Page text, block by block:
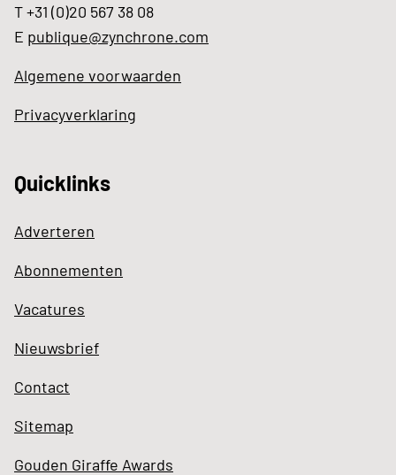
T +31 (0)20 567 38 08
E publique@zynchrone.com
Algemene voorwaarden
Privacyverklaring
Quicklinks
Adverteren
Abonnementen
Vacatures
Nieuwsbrief
Contact
Sitemap
Gouden Giraffe Awards